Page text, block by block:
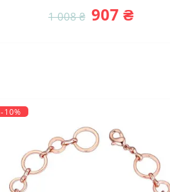
1 008 ₴ 907 ₴
-10%